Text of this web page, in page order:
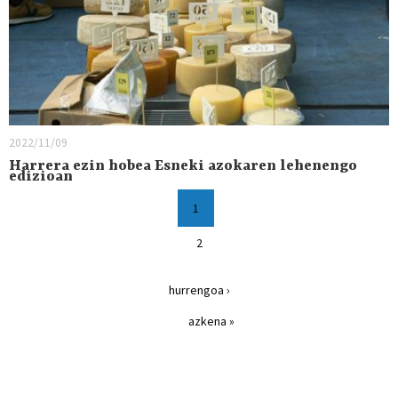
2022/11/09
Harrera ezin hobea Esneki azokaren lehenengo
edizioan
1
2
hurrengoa ›
azkena »